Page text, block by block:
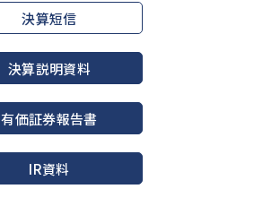
決算短信
決算説明資料
有価証券報告書
IR資料